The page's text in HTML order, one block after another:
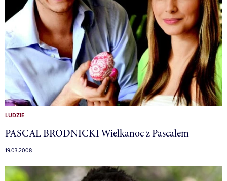
LUDZIE
PASCAL BRODNICKI Wielkanoc z Pascalem
19.03.2008